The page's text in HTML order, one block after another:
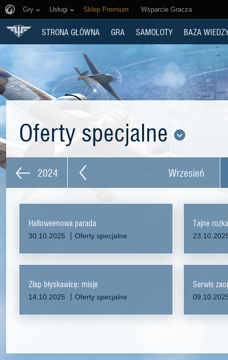
Gry Usługi Sklep Premium Wsparcie Gracza
STRONA GŁÓWNA GRA SAMOLOTY BAZA
Oferty specjalne
2024 Wrzesień
Halloweenowa parada
30.10.2025 Oferty specjalne
Tajne
Złap błyskawicę: misje
14.10.2025 Oferty specjalne
Serwis